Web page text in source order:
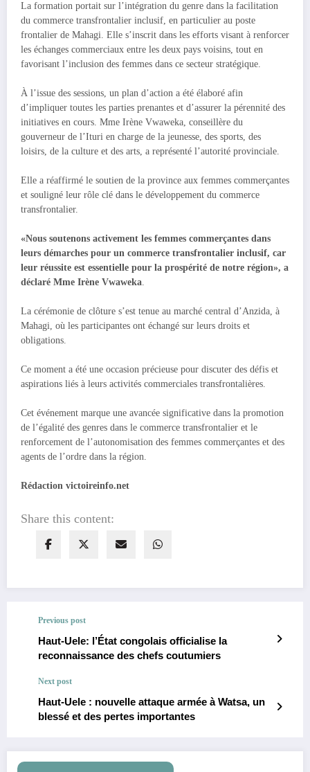
La formation portait sur l’intégration du genre dans la facilitation
du commerce transfrontalier inclusif, en particulier au poste
frontalier de Mahagi. Elle s’inscrit dans les efforts visant à renforcer
les échanges commerciaux entre les deux pays voisins, tout en
favorisant l’inclusion des femmes dans ce secteur stratégique.
À l’issue des sessions, un plan d’action a été élaboré afin
d’impliquer toutes les parties prenantes et d’assurer la pérennité des
initiatives en cours. Mme Irène Vwaweka, conseillère du
gouverneur de l’Ituri en charge de la jeunesse, des sports, des
loisirs, de la culture et des arts, a représenté l’autorité provinciale.
Elle a réaffirmé le soutien de la province aux femmes commerçantes
et souligné leur rôle clé dans le développement du commerce
transfrontalier.
«Nous soutenons activement les femmes commerçantes dans
leurs démarches pour un commerce transfrontalier inclusif, car
leur réussite est essentielle pour la prospérité de notre région», a
déclaré Mme Irène Vwaweka.
La cérémonie de clôture s’est tenue au marché central d’Anzida, à
Mahagi, où les participantes ont échangé sur leurs droits et
obligations.
Ce moment a été une occasion précieuse pour discuter des défis et
aspirations liés à leurs activités commerciales transfrontalières.
Cet événement marque une avancée significative dans la promotion
de l’égalité des genres dans le commerce transfrontalier et le
renforcement de l’autonomisation des femmes commerçantes et des
agents de l’ordre dans la région.
Rédaction victoireinfo.net
Share this content:
Previous post
Haut-Uele: l’État congolais officialise la
reconnaissance des chefs coutumiers
Next post
Haut-Uele : nouvelle attaque armée à Watsa, un
blessé et des pertes importantes